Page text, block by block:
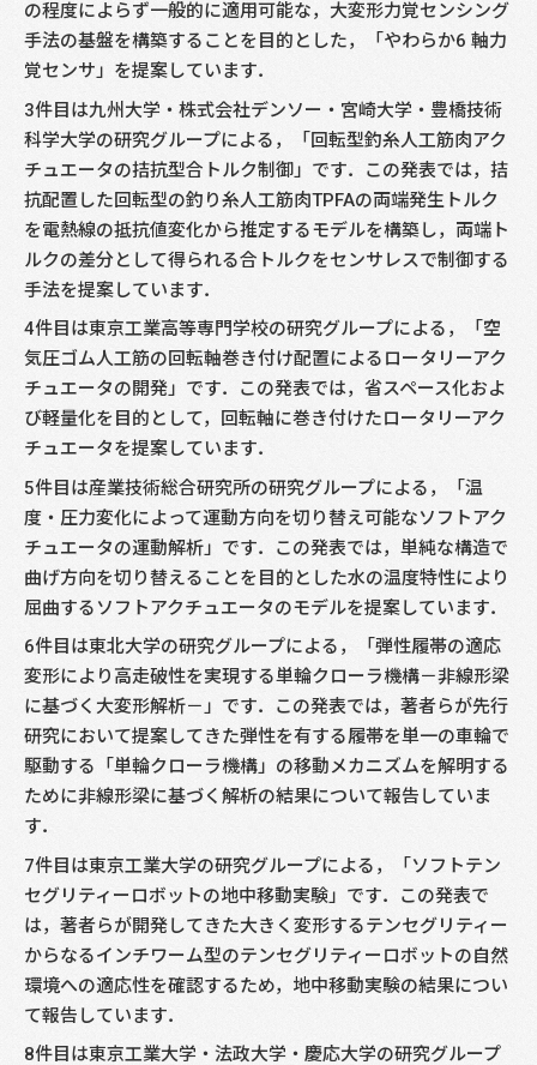
の程度によらず一般的に適用可能な，大変形力覚センシング
手法の基盤を構築することを目的とした，「やわらか6 軸力
覚センサ」を提案しています．
3件目は九州大学・株式会社デンソー・宮崎大学・豊橋技術
科学大学の研究グループによる，「回転型釣糸人工筋肉アク
チュエータの拮抗型合トルク制御」です．この発表では，拮
抗配置した回転型の釣り糸人工筋肉TPFAの両端発生トルク
を電熱線の抵抗値変化から推定するモデルを構築し，両端ト
ルクの差分として得られる合トルクをセンサレスで制御する
手法を提案しています．
4件目は東京工業高等専門学校の研究グループによる，「空
気圧ゴム人工筋の回転軸巻き付け配置によるロータリーアク
チュエータの開発」です．この発表では，省スペース化およ
び軽量化を目的として，回転軸に巻き付けたロータリーアク
チュエータを提案しています．
5件目は産業技術総合研究所の研究グループによる，「温
度・圧力変化によって運動方向を切り替え可能なソフトアク
チュエータの運動解析」です．この発表では，単純な構造で
曲げ方向を切り替えることを目的とした水の温度特性により
屈曲するソフトアクチュエータのモデルを提案しています．
6件目は東北大学の研究グループによる，「弾性履帯の適応
変形により高走破性を実現する単輪クローラ機構－非線形梁
に基づく大変形解析－」です．この発表では，著者らが先行
研究において提案してきた弾性を有する履帯を単一の車輪で
駆動する「単輪クローラ機構」の移動メカニズムを解明する
ために非線形梁に基づく解析の結果について報告していま
す．
7件目は東京工業大学の研究グループによる，「ソフトテン
セグリティーロボットの地中移動実験」です．この発表で
は，著者らが開発してきた大きく変形するテンセグリティー
からなるインチワーム型のテンセグリティーロボットの自然
環境への適応性を確認するため，地中移動実験の結果につい
て報告しています．
8件目は東京工業大学・法政大学・慶応大学の研究グループ